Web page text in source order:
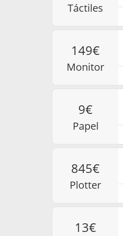
táctiles
149€
monitor
9€
papel
845€
plotter
13€